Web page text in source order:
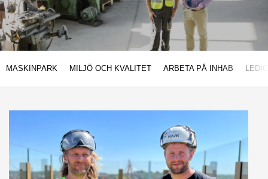
MASKINPARK MILJÖ OCH KVALITET ARBETA PÅ INHAB